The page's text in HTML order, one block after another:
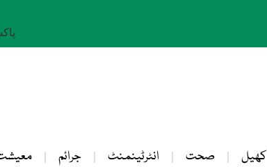
کھیل صحت انٹرٹینمنٹ جرائم